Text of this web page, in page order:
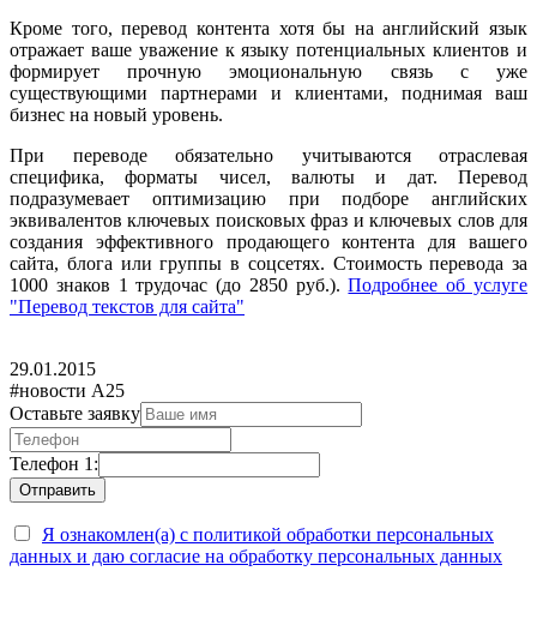
Кроме того, перевод контента хотя бы на английский язык
отражает ваше уважение к языку потенциальных клиентов и
формирует прочную эмоциональную связь с уже
существующими партнерами и клиентами, поднимая ваш
бизнес на новый уровень.
При переводе обязательно учитываются отраслевая
специфика, форматы чисел, валюты и дат. Перевод
подразумевает оптимизацию при подборе английских
эквивалентов ключевых поисковых фраз и ключевых слов для
создания эффективного продающего контента для вашего
сайта, блога или группы в соцсетях. Стоимость перевода за
1000 знаков 1 трудочас (до 2850 руб.).Подробнее об услуге
"Перевод текстов для сайта"
29.01.2015
#новости А25
Оставьте заявку
Телефон 1:
Я ознакомлен(а) с политикой обработки персональных
данных и даю согласие на обработку персональных данных